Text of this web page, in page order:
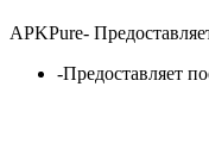
APKPure-
-Предоставляет